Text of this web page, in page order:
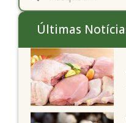
Últimas